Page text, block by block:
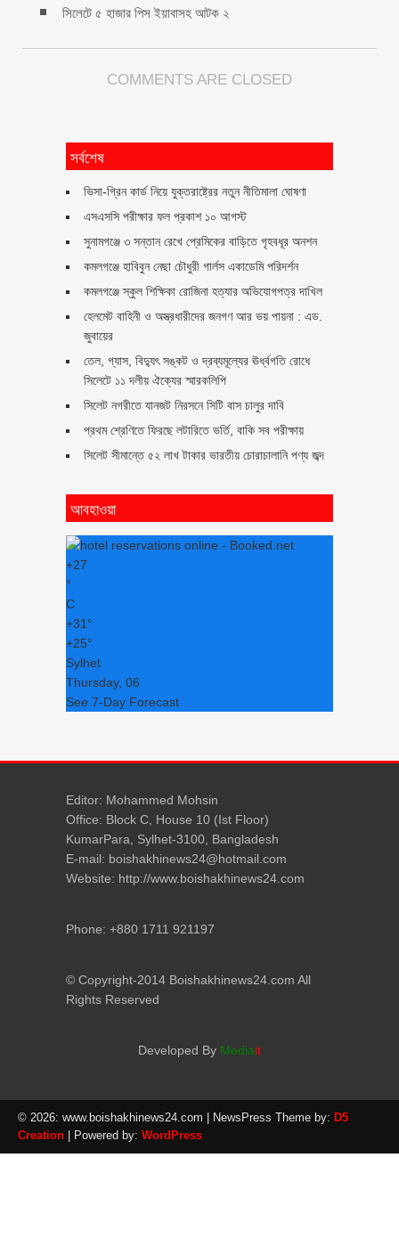
সিলেটে ৫ হাজার পিস ইয়াবাসহ আটক ২
COMMENTS ARE CLOSED
সর্বশেষ
ভিসা-গ্রিন কার্ড নিয়ে যুক্তরাষ্ট্রের নতুন নীতিমালা ঘোষণা
এসএসসি পরীক্ষার ফল প্রকাশ ১০ আগস্ট
সুনামগঞ্জে ৩ সন্তান রেখে প্রেমিকের বাড়িতে গৃহবধূর অনশন
কমলগঞ্জে হাবিবুন নেছা চৌধুরী গার্লস একাডেমি পরিদর্শন
কমলগঞ্জে স্কুল শিক্ষিকা রোজিনা হত্যার অভিযোগপত্র দাখিল
হেলমেট বাহিনী ও অস্ত্রধারীদের জনগণ আর ভয় পায়না : এড.
জুবায়ের
তেল, গ্যাস, বিদ্যুৎ সঙ্কট ও দ্রব্যমূল্যের ঊর্ধ্বগতি রোধে
সিলেটে ১১ দলীয় ঐক্যের স্মারকলিপি
সিলেট নগরীতে যানজট নিরসনে সিটি বাস চালুর দাবি
প্রথম শ্রেণিতে ফিরছে লটারিতে ভর্তি, বাকি সব পরীক্ষায়
সিলেট সীমান্তে ৫২ লাখ টাকার ভারতীয় চোরাচালানি পণ্য জব্দ
আবহাওয়া
+27
°
C
+31°
+25°
Sylhet
Thursday, 06
See 7-Day Forecast
Editor: Mohammed Mohsin
Office: Block C, House 10 (Ist Floor)
KumarPara, Sylhet-3100, Bangladesh
E-mail: boishakhinews24@hotmail.com
Website: http://www.boishakhinews24.com
Phone: +880 1711 921197
© Copyright-2014 Boishakhinews24.com All
Rights Reserved
Developed By Mediait
© 2026: www.boishakhinews24.com | NewsPress Theme by: D5
Creation | Powered by: WordPress